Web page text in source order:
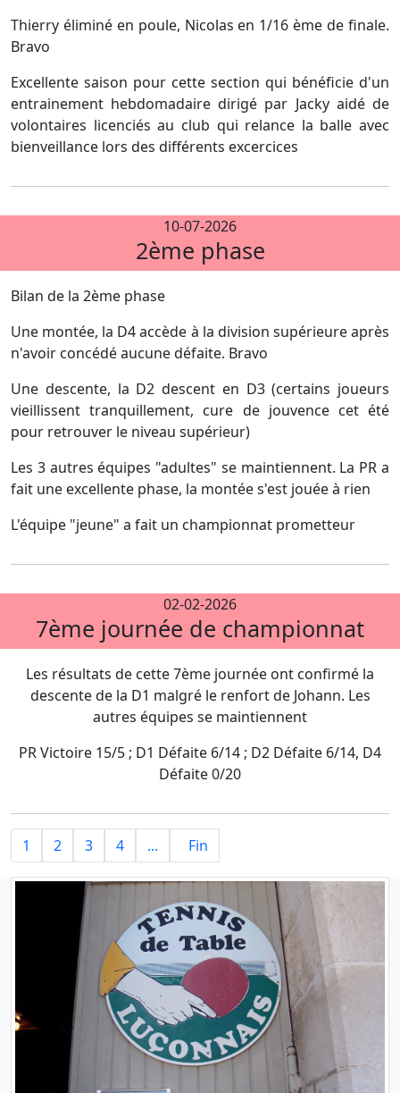
Thierry éliminé en poule, Nicolas en 1/16 ème de finale.
Bravo
Excellente saison pour cette section qui bénéficie d'un
entrainement hebdomadaire dirigé par Jacky aidé de
volontaires licenciés au club qui relance la balle avec
bienveillance lors des différents excercices
10-07-2026
2ème phase
Bilan de la 2ème phase
Une montée, la D4 accède à la division supérieure après
n'avoir concédé aucune défaite. Bravo
Une descente, la D2 descent en D3 (certains joueurs
vieillissent tranquillement, cure de jouvence cet été
pour retrouver le niveau supérieur)
Les 3 autres équipes "adultes" se maintiennent. La PR a
fait une excellente phase, la montée s'est jouée à rien
L'équipe "jeune" a fait un championnat prometteur
02-02-2026
7ème journée de championnat
Les résultats de cette 7ème journée ont confirmé la
descente de la D1 malgré le renfort de Johann. Les
autres équipes se maintiennent
PR Victoire 15/5 ; D1 Défaite 6/14 ; D2 Défaite 6/14, D4
Défaite 0/20
1 2 3 4 ... Fin